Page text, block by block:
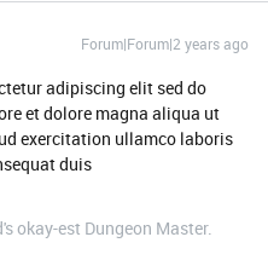
Forum|Forum|2 years ago
adipiscing elit sed do
et dolore magna aliqua ut
exercitation ullamco laboris
duis
okay-est Dungeon Master.